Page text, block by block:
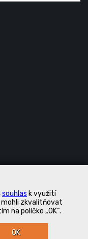
souhlas k využití
zkvalitňovat
na políčko „OK“.
OK